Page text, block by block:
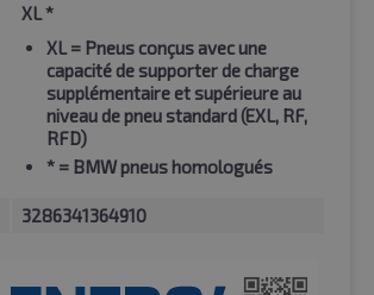
XL *
XL= Pneus conçus avec une
capacité de supporter de charge
supplémentaire et supérieure au
niveau de pneu standard (EXL, RF,
RFD)
* = BMW pneus homologués
3286341364910